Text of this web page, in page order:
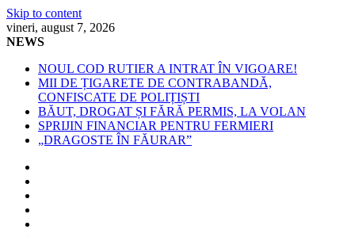
Skip to content
vineri, august 7, 2026
NEWS
NOUL COD RUTIER A INTRAT ÎN VIGOARE!
MII DE ȚIGARETE DE CONTRABANDĂ,
CONFISCATE DE POLIȚIȘTI
BĂUT, DROGAT ȘI FĂRĂ PERMIS, LA VOLAN
SPRIJIN FINANCIAR PENTRU FERMIERI
„DRAGOSTE ÎN FĂURAR”